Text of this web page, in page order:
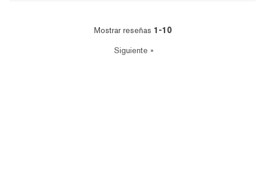
Mostrar reseñas 1-10
Siguiente »